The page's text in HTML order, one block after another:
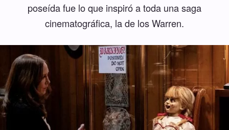
poseída fue lo que inspiró a toda una saga
cinematográfica, la de los Warren.